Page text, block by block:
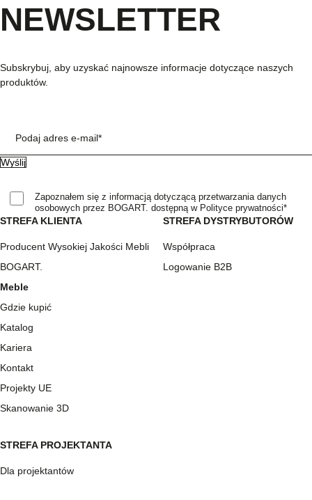
STREFA KLIENTA
Producent Wysokiej Jakości Mebli
BOGART.
Meble
Gdzie kupić
Katalog
Kariera
Kontakt
Projekty UE
Skanowanie 3D
STREFA DYSTRYBUTORÓW
Współpraca
Logowanie B2B
STREFA PROJEKTANTA
Dla projektantów
NEWSLETTER
Subskrybuj, aby uzyskać najnowsze informacje dotyczące naszych
produktów.
Podaj adres e-mail*
Zapoznałem się z informacją dotyczącą przetwarzania danych
osobowych przez BOGART. dostępną w Polityce prywatności*